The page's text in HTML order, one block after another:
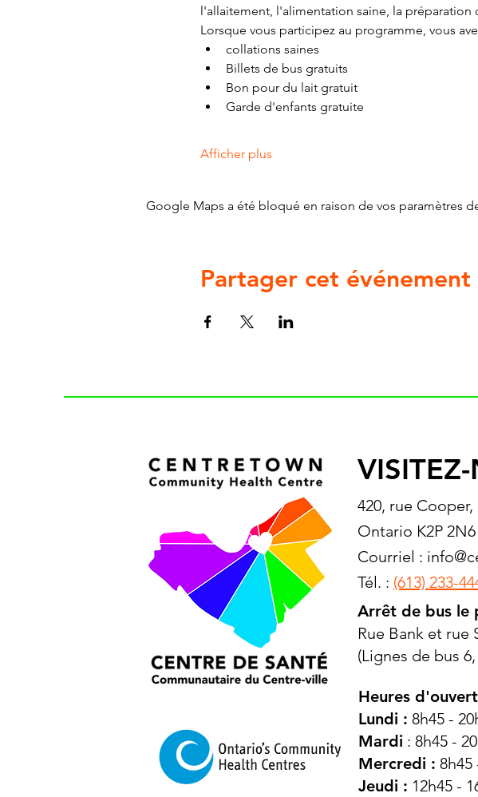
l'allaitement, l'alimentation saine, la
Lorsque vous participez au programme, vous
collations saines
Billets de bus gratuits
Bon pour du lait gratuit
Garde d'enfants gratuite
Afficher plus
Google Maps a été bloqué en raison de vos paramètres
Partager cet événement
420, rue
Ontario K2P 2N6
Courriel :
Tél. : (613) 233-
Arrêt de bus le
Rue Bank et rue
(Lignes de bus
Heures
Lundi : 8h45 -
Mardi : 8h45 -
Mercredi : 8h45
Jeudi : 12h45 -